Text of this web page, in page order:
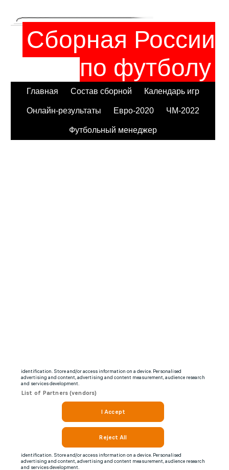
Сборная России
по футболу
Главная Состав сборной Календарь игр
Онлайн-результаты Евро-2020 ЧМ-2022
Футбольный менеджер